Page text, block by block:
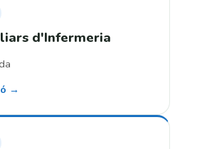
d'Infermeria
→